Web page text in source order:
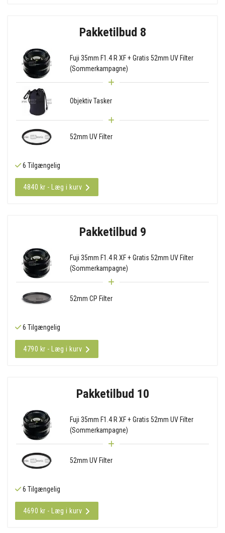
Pakketilbud 8
Fuji 35mm F1.4 R XF + Gratis 52mm UV Filter
(Sommerkampagne)
Objektiv Tasker
52mm UV Filter
6 Tilgængelig
4840 kr - Læg i kurv
Pakketilbud 9
Fuji 35mm F1.4 R XF + Gratis 52mm UV Filter
(Sommerkampagne)
52mm CP Filter
6 Tilgængelig
4790 kr - Læg i kurv
Pakketilbud 10
Fuji 35mm F1.4 R XF + Gratis 52mm UV Filter
(Sommerkampagne)
52mm UV Filter
6 Tilgængelig
4690 kr - Læg i kurv